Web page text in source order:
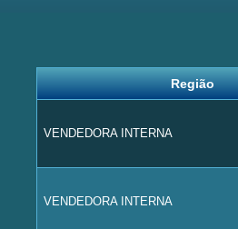
Região
VENDEDORA INTERNA
VENDEDORA INTERNA